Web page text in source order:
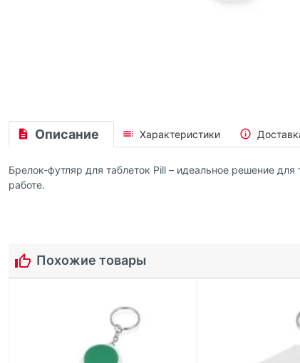
Описание Характеристики
Брелок-футляр для таблеток Pill – идеальное решение
работе.
Похожие товары